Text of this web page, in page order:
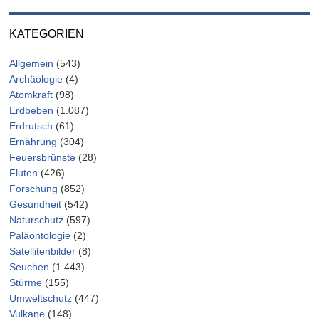
KATEGORIEN
Allgemein (543)
Archäologie (4)
Atomkraft (98)
Erdbeben (1.087)
Erdrutsch (61)
Ernährung (304)
Feuersbrünste (28)
Fluten (426)
Forschung (852)
Gesundheit (542)
Naturschutz (597)
Paläontologie (2)
Satellitenbilder (8)
Seuchen (1.443)
Stürme (155)
Umweltschutz (447)
Vulkane (148)